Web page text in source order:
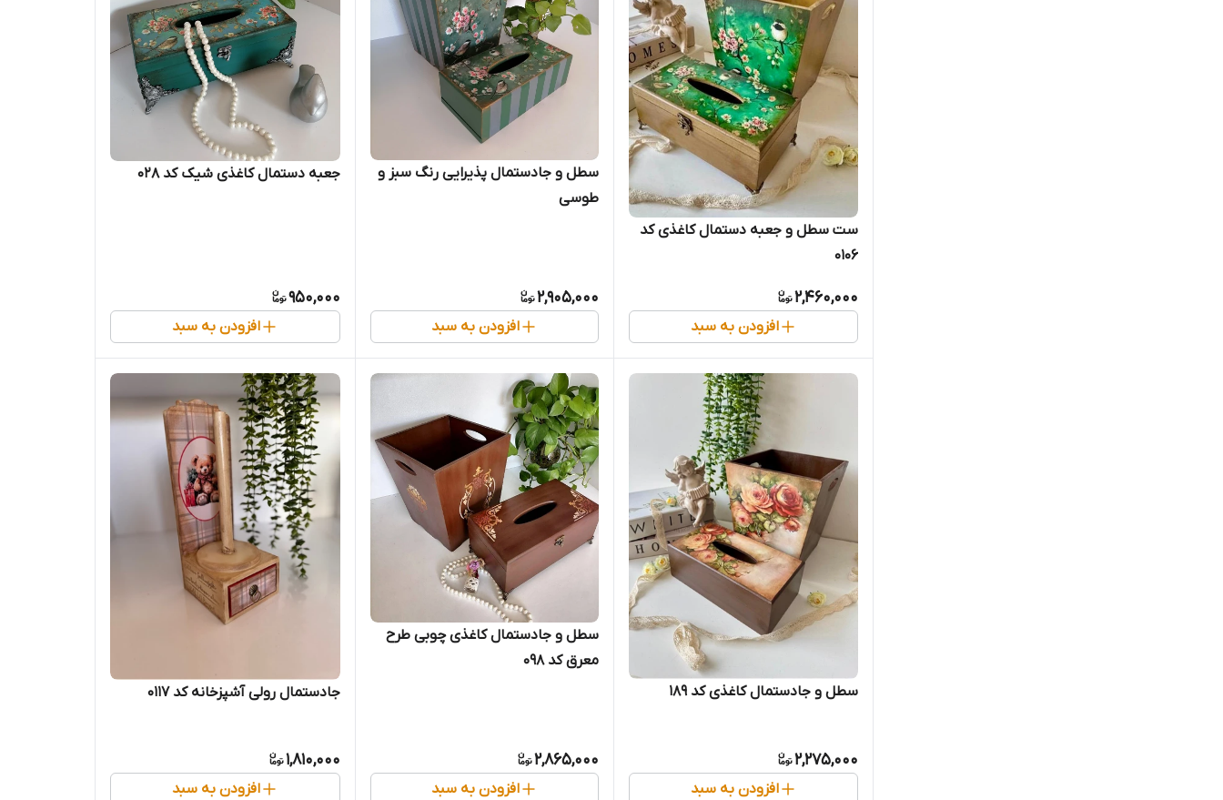
ست سطل و جعبه دستمال کاغذی کد
0106
2,460,000
افزودن به سبد
سطل و جادستمال پذیرایی رنگ سبز و
طوسی
2,905,000
افزودن به سبد
جعبه دستمال کاغذی شیک کد 028
950,000
افزودن به سبد
سطل و جادستمال کاغذی کد 189
2,275,000
افزودن به سبد
سطل و جادستمال کاغذی چوبی طرح
معرق کد 098
2,865,000
افزودن به سبد
جادستمال رولی آشپزخانه کد 0117
1,810,000
افزودن به سبد